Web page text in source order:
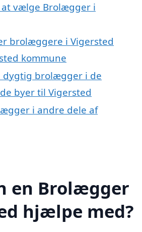
at vælge Brolægger i
brolæggere i Vigersted
kommune
dygtig brolægger i de
byer til Vigersted
i andre dele af
en Brolægger
hjælpe med?